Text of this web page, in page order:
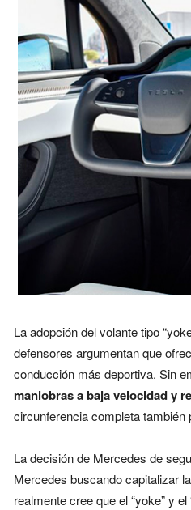
La adopción del volante tipo
defensores argumentan que
conducción más deportiva. Sin
maniobras a baja velocidad y
circunferencia completa
La decisión de Mercedes de
Mercedes buscando capitalizar
realmente cree que el “yoke” y